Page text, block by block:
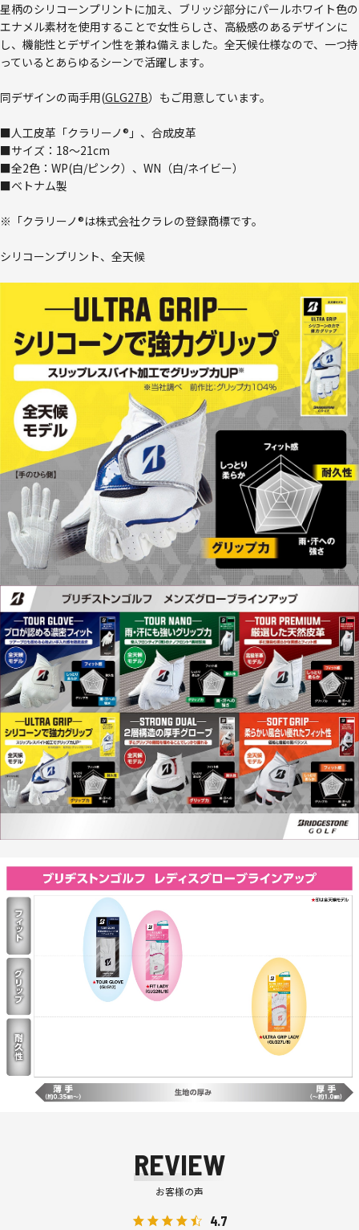
星柄のシリコーンプリントに加え、ブリッジ部分にパールホワイト色の
エナメル素材を使用することで女性らしさ、高級感のあるデザインに
し、機能性とデザイン性を兼ね備えました。全天候仕様なので、一つ持
っているとあらゆるシーンで活躍します。
同デザインの両手用(GLG27B）もご用意しています。
■人工皮革「クラリーノ®」、合成皮革
■サイズ：18～21cm
■全2色：WP(白/ピンク）、WN（白/ネイビー）
■ベトナム製
※「クラリーノ®は株式会社クラレの登録商標です。
シリコーンプリント、全天候
REVIEW
お客様の声
4.7